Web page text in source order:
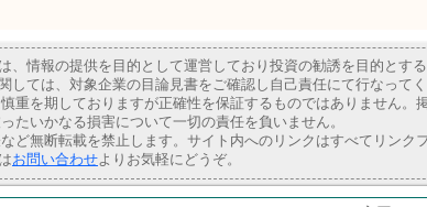
、情報の提供を目的として運営しており投資の勧誘を目的とする
しては、対象企業の目論見書をご確認し自己責任にて行なってく
重を期しておりますが正確性を保証するものではありません
たいかなる損害について一切の責任を負いません。
ど無断転載を禁止します。サイト内へのリンクはすべてリンクフ
お問い合わせよりお気軽にどうぞ。